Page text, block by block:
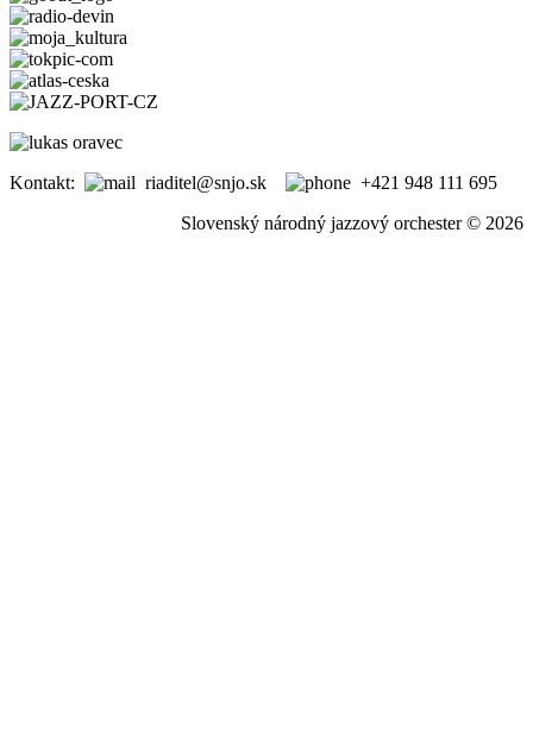
Kontakt: riaditel@snjo.sk
+421 948 111 695
Slovenský národný jazzový orchester © 2026